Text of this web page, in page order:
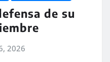
de su
2026